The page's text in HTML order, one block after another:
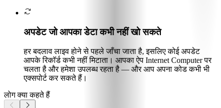
अपडेट जो आपका डेटा कभी नहीं खो सकते
हर बदलाव लाइव होने से पहले जाँचा जाता है, इसलिए कोई अपडेट
आपके रिकॉर्ड कभी नहीं मिटाता। आपका ऐप Internet Computer पर
चलता है और हमेशा उपलब्ध रहता है — और आप अपना कोड कभी भी
एक्सपोर्ट कर सकते हैं।
लोग क्या कहते हैं